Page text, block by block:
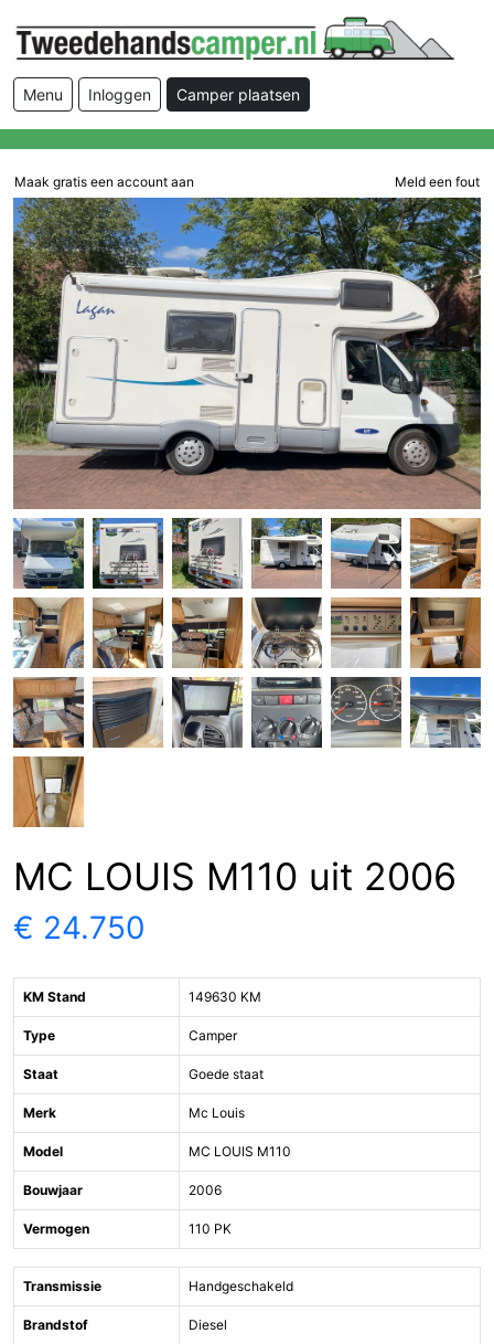
Menu Inloggen Camper plaatsen
Maak gratis een account aan Meld een fout
MC LOUIS M110 uit 2006
€ 24.750
KM Stand 149630 KM
Type Camper
Staat Goede staat
Merk Mc Louis
Model MC LOUIS M110
Bouwjaar 2006
Vermogen 110 PK
Transmissie Handgeschakeld
Brandstof Diesel